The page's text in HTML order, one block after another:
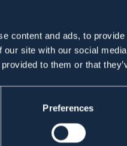
content and ads, to
our site with our social
to them or that
Preferences